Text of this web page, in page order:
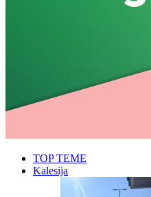
TOP TEME
Kalesija